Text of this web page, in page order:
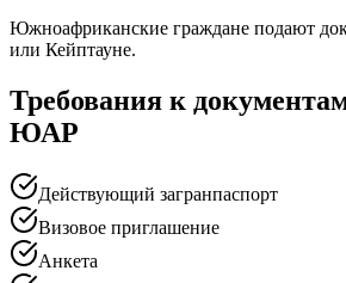
Южноафриканские граждане подают
или Кейптауне.
Требования к
ЮАР
Действующий загранпаспорт
Визовое приглашение
Анкета